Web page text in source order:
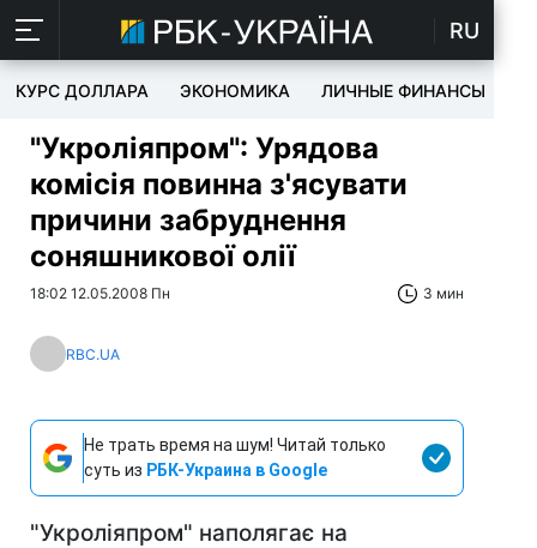
RU
КУРС ДОЛЛАРА ЭКОНОМИКА ЛИЧНЫЕ ФИНАНСЫ
"Укроліяпром": Урядова
комісія повинна з'ясувати
причини забруднення
соняшникової олії
18:02 12.05.2008 Пн 3 мин
RBC.UA
Не трать время на шум! Читай только
суть из РБК-Украина в Google
"Укроліяпром" наполягає на